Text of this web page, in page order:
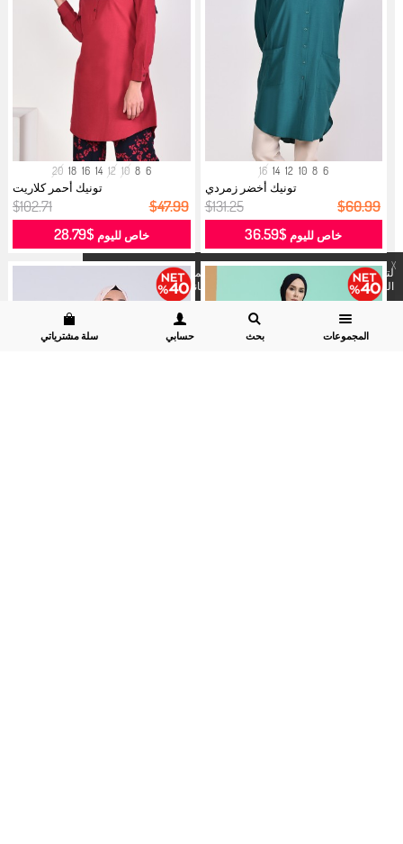
Xلتسهيل عملية الشراء لكم نستخدم الكوكيز المشروع به . لرؤية
التفاصيليمكنكم زيارة موقعنا قسم سرية البيانات وسياسة الكوكيز.
المجموعات بحث حسابي سلة مشترياتي
6
8
10
12
14
16
تونيك أخضر زمردي
$131.25 $60.99
خاص لليوم $36.59
6
8
10
12
14
16
18
20
تونيك أحمر كلاريت
$102.71 $47.99
خاص لليوم$28.79